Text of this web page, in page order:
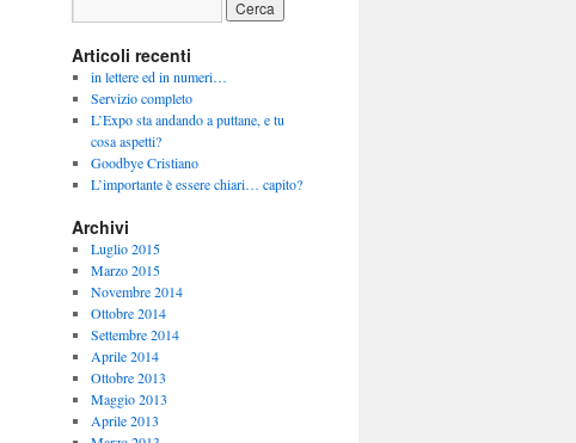
Articoli recenti
in lettere ed in numeri…
Servizio completo
L’Expo sta andando a puttane, e tu
cosa aspetti?
Goodbye Cristiano
L’importante è essere chiari… capito?
Archivi
Luglio 2015
Marzo 2015
Novembre 2014
Ottobre 2014
Settembre 2014
Aprile 2014
Ottobre 2013
Maggio 2013
Aprile 2013